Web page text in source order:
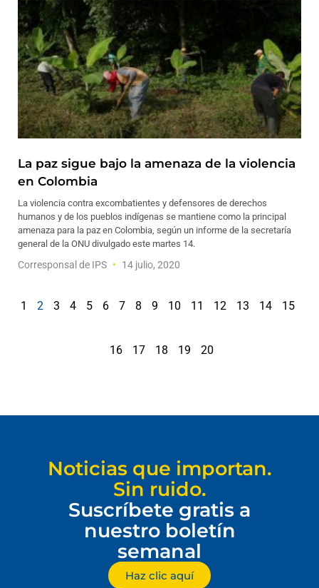
La paz sigue bajo la amenaza de la violencia
en Colombia
La violencia contra excombatientes y defensores de derechos
humanos y de los pueblos indígenas se mantiene como la principal
amenaza para la paz en Colombia, según un informe de la secretaría
general de la ONU divulgado este martes 14.
Corresponsal de IPS 14 julio, 2020
1 2 3 4 5 6 7 8 9 10 11 12 13 14 15
16 17 18 19 20
Noticias que importan.
Sin ruido.
Suscríbete gratis a
nuestro boletín
semanal
Haz clic aquí